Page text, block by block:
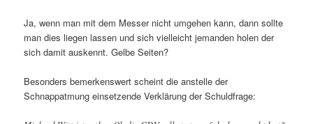
Ja, wenn man mit dem Messer nicht umgehen kann, dann sollte
man dies liegen lassen und sich vielleicht jemanden holen der
sich damit auskennt. Gelbe Seiten?
Besonders bemerkenswert scheint die anstelle der
Schnappatmung einsetzende Verklärung der Schuldfrage: